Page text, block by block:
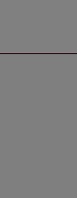
4jours$